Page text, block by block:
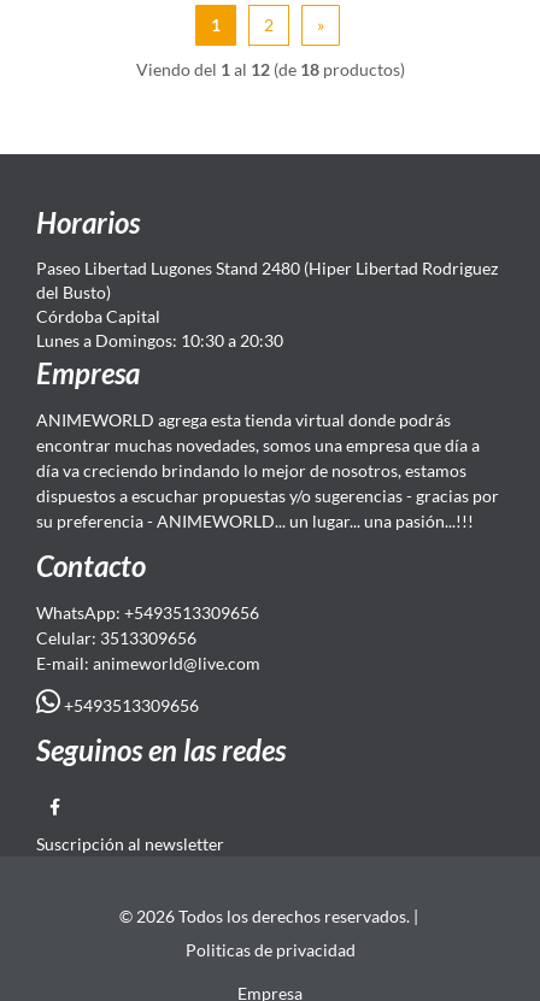
1 2 »
Viendo del 1 al 12(de 18productos)
Horarios
Paseo Libertad Lugones Stand 2480 (Hiper Libertad Rodriguez
del Busto)
Córdoba Capital
Lunes a Domingos: 10:30 a 20:30
Empresa
ANIMEWORLD agrega esta tienda virtual donde podrás
encontrar muchas novedades, somos una empresa que día a
día va creciendo brindando lo mejor de nosotros, estamos
dispuestos a escuchar propuestas y/o sugerencias - gracias por
su preferencia - ANIMEWORLD... un lugar... una pasión...!!!
Contacto
WhatsApp: +5493513309656
Celular: 3513309656
E-mail: animeworld@live.com
+5493513309656
Seguinos en las redes
Suscripción al newsletter
© 2026 Todos los derechos reservados. |
Politicas de privacidad
Empresa